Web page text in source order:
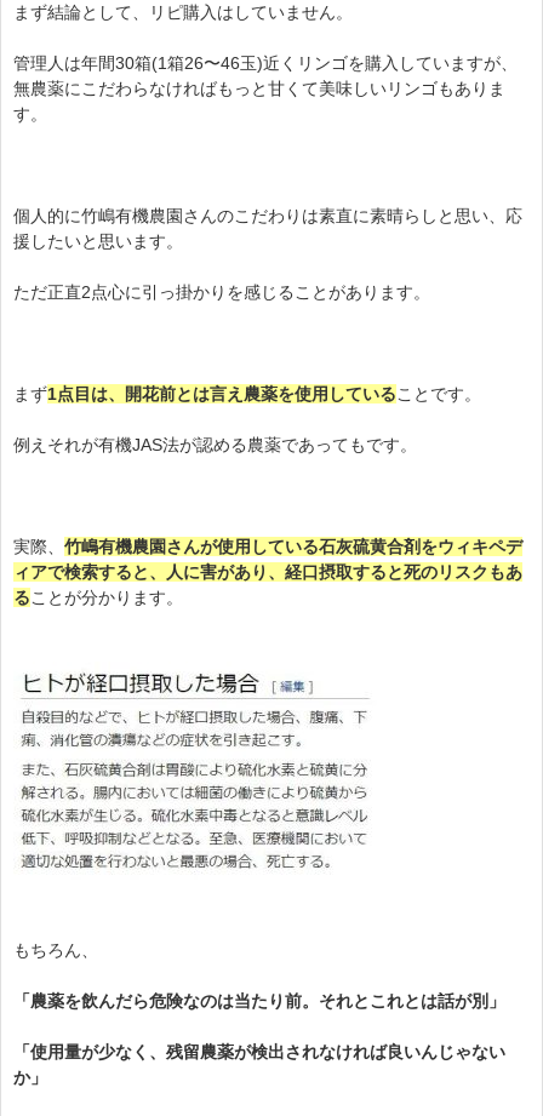
まず結論として、リピ購入はしていません。
管理人は年間30箱(1箱26〜46玉)近くリンゴを購入していますが、
無農薬にこだわらなければもっと甘くて美味しいリンゴもありま
す。
個人的に竹嶋有機農園さんのこだわりは素直に素晴らしと思い、応
援したいと思います。
ただ正直2点心に引っ掛かりを感じることがあります。
まず1点目は、開花前とは言え農薬を使用していることです。
例えそれが有機JAS法が認める農薬であってもです。
実際、 竹嶋有機農園さんが使用している石灰硫黄合剤をウィキペデ
ィアで検索すると、人に害があり、経口摂取すると死のリスクもあ
ることが分かります。
もちろん、
「農薬を飲んだら危険なのは当たり前。それとこれとは話が別」
「使用量が少なく、残留農薬が検出されなければ良いんじゃない
か」